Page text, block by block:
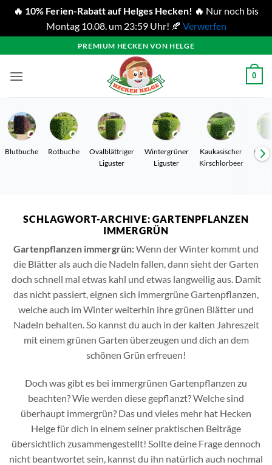
🔥 10% Ferien-Rabatt auf Helges Hecken! 🔥 Nur noch bis
Montag 10.08. um 23:59 Uhr! 🍂 Verwerfen
Inhalt
springen
PREMIUM HECKEN VON HELGE
0
Blutbuche Rotbuche
Ovalblättriger
Liguster
Wintergrüner
Liguster
Kaukasischer
Kirschlorbeer
SCHLAGWORT-ARCHIVE:GARTENPFLANZEN
IMMERGRÜN
Gartenpflanzen immergrün:Wenn der Winter kommt und
die Blätter als auch die Nadeln fallen, dann sieht der Garten
doch schnell mal etwas kahl und etwas langweilig aus. Damit
das nicht passiert, eignen sich immergrüne Gartenpflanzen,
welche auch im Winter weiterhin ihre grünen Blätter und
Nadeln behalten. So kannst du auch in der kalten Jahreszeit
mit einem grünen Garten überzeugen und dich an dem
schönen Grün erfreuen!
Doch was gibt es bei immergrünen Gartenpflanzen zu
beachten? Wie werden diese gepflanzt? Welche sind
überhaupt immergrün? Das und vieles mehr hat Hecken
Helge für dich in einem seiner praktischen Beiträge
übersichtlich zusammengestellt! Sollte deine Frage dennoch
nicht beantwortet sein, kannst du ihn natürlich auch nochmal